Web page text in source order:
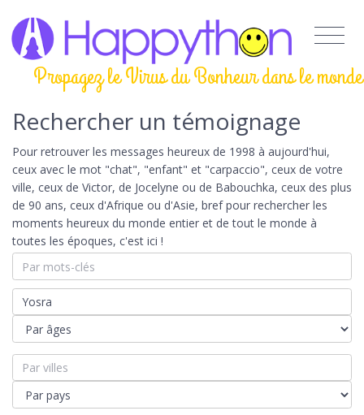
Propagez le Virus du Bonheur dans le monde
Rechercher un témoignage
Pour retrouver les messages heureux de 1998 à aujourd'hui,
ceux avec le mot "chat", "enfant" et "carpaccio", ceux de votre
ville, ceux de Victor, de Jocelyne ou de Babouchka, ceux des plus
de 90 ans, ceux d'Afrique ou d'Asie, bref pour rechercher les
moments heureux du monde entier et de tout le monde à
toutes les époques, c'est ici !